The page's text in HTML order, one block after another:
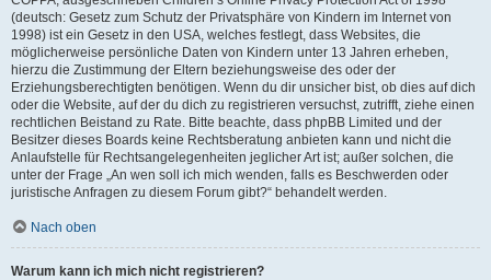
(deutsch: Gesetz zum Schutz der Privatsphäre von Kindern im Internet von
1998) ist ein Gesetz in den USA, welches festlegt, dass Websites, die
möglicherweise persönliche Daten von Kindern unter 13 Jahren erheben,
hierzu die Zustimmung der Eltern beziehungsweise des oder der
Erziehungsberechtigten benötigen. Wenn du dir unsicher bist, ob dies auf dich
oder die Website, auf der du dich zu registrieren versuchst, zutrifft, ziehe einen
rechtlichen Beistand zu Rate. Bitte beachte, dass phpBB Limited und der
Besitzer dieses Boards keine Rechtsberatung anbieten kann und nicht die
Anlaufstelle für Rechtsangelegenheiten jeglicher Art ist; außer solchen, die
unter der Frage „An wen soll ich mich wenden, falls es Beschwerden oder
juristische Anfragen zu diesem Forum gibt?“ behandelt werden.
Nach oben
Warum kann ich mich nicht registrieren?